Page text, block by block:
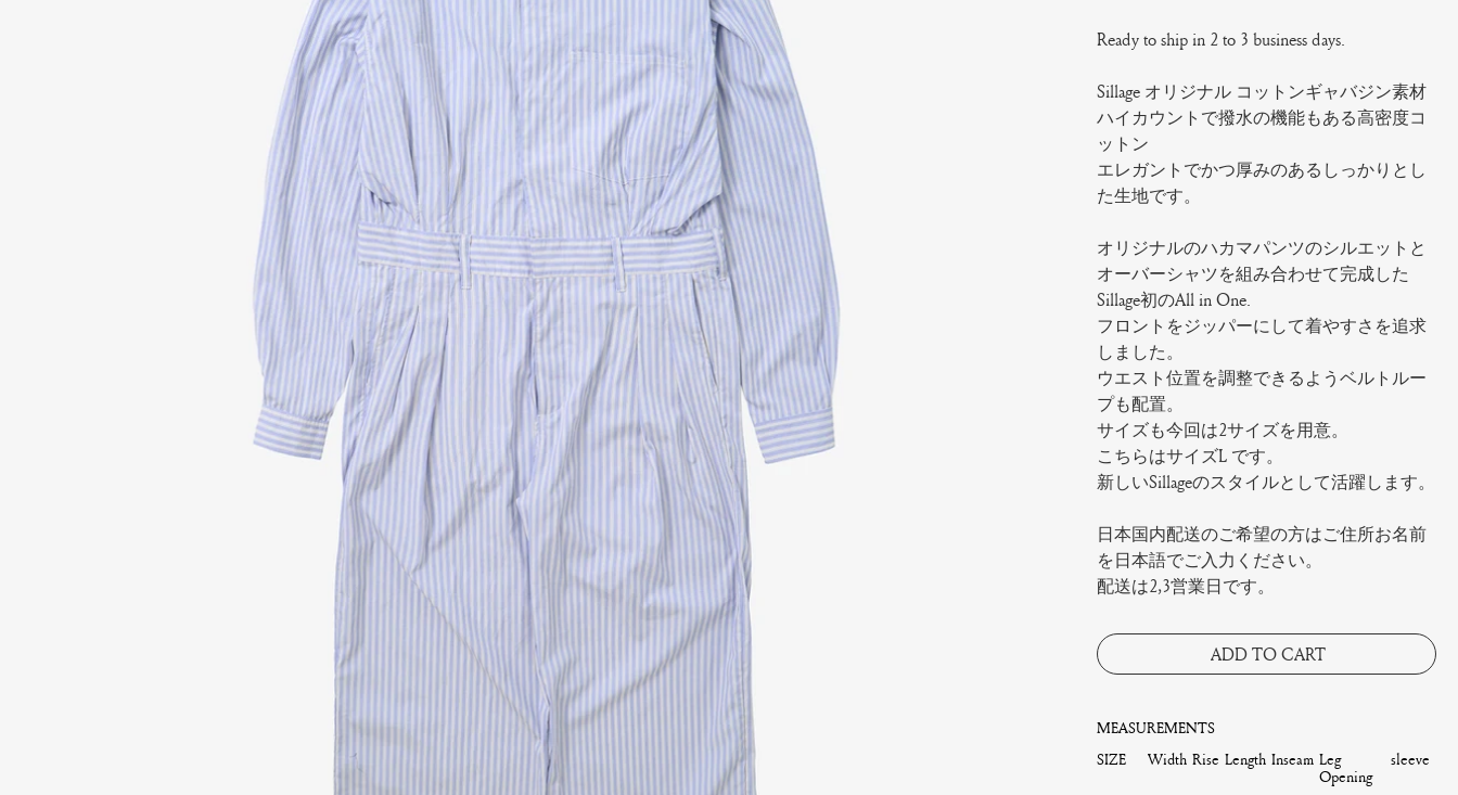
Ready to ship in 2 to 3 business days.
Sillage オリジナル コットンギャバジン素材
ハイカウントで撥水の機能もある高密度コ
ットン
エレガントでかつ厚みのあるしっかりとし
た生地です。
オリジナルのハカマパンツのシルエットと
オーバーシャツを組み合わせて完成した
Sillage初のAll in One.
フロントをジッパーにして着やすさを追求
しました。
ウエスト位置を調整できるようベルトルー
プも配置。
サイズも今回は2サイズを用意。
こちらはサイズL です。
新しいSillageのスタイルとして活躍します。
日本国内配送のご希望の方はご住所お名前
を日本語でご入力ください。
配送は2,3営業日です。
ADD TO CART
MEASUREMENTS
SIZE
Width Rise Length Inseam Leg
Opening
sleeve